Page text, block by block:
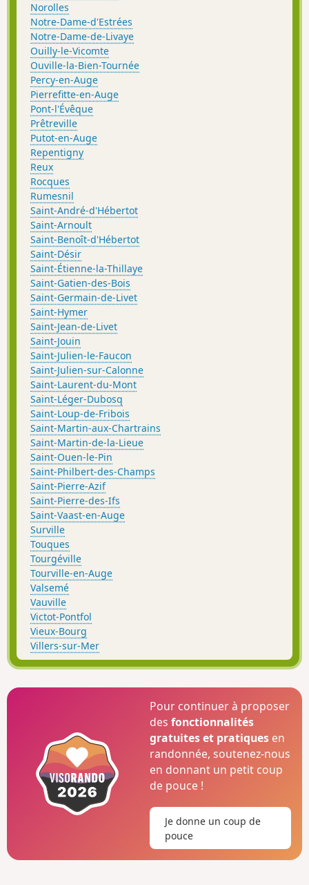
Norolles
Notre-Dame-d'Estrées
Notre-Dame-de-Livaye
Ouilly-le-Vicomte
Ouville-la-Bien-Tournée
Percy-en-Auge
Pierrefitte-en-Auge
Pont-l'Évêque
Prêtreville
Putot-en-Auge
Repentigny
Reux
Rocques
Rumesnil
Saint-André-d'Hébertot
Saint-Arnoult
Saint-Benoît-d'Hébertot
Saint-Désir
Saint-Étienne-la-Thillaye
Saint-Gatien-des-Bois
Saint-Germain-de-Livet
Saint-Hymer
Saint-Jean-de-Livet
Saint-Jouin
Saint-Julien-le-Faucon
Saint-Julien-sur-Calonne
Saint-Laurent-du-Mont
Saint-Léger-Dubosq
Saint-Loup-de-Fribois
Saint-Martin-aux-Chartrains
Saint-Martin-de-la-Lieue
Saint-Ouen-le-Pin
Saint-Philbert-des-Champs
Saint-Pierre-Azif
Saint-Pierre-des-Ifs
Saint-Vaast-en-Auge
Surville
Touques
Tourgéville
Tourville-en-Auge
Valsemé
Vauville
Victot-Pontfol
Vieux-Bourg
Villers-sur-Mer
Pour continuer à proposer
desfonctionnalités
gratuites et pratiques en
randonnée, soutenez-nous
en donnant un petit coup
de pouce !
Je donne un coup de
pouce